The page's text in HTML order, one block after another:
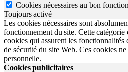
Cookies nécessaires au bon
Toujours activé
Les cookies nécessaires sont
fonctionnement du site. Cette catégorie
cookies qui assurent les fonctionnalités
de sécurité du site Web. Ces cookies
personnelle.
Cookies publicitaires